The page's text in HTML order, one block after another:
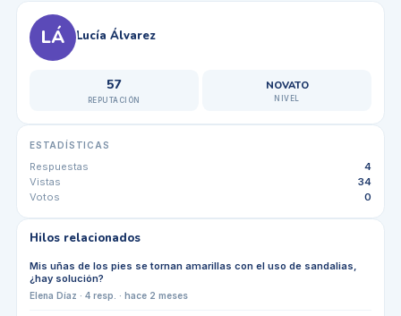
LÁ Lucía Álvarez
57
REPUTACIÓN
NOVATO
NIVEL
ESTADÍSTICAS
Respuestas
4
Vistas
34
Votos
0
Hilos relacionados
Mis uñas de los pies se tornan amarillas con el uso de sandalias,
¿hay solución?
Elena Díaz · 4resp. · hace 2 meses